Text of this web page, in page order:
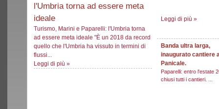
l'Umbria torna ad essere meta
ideale
Turismo, Marini e Paparelli: l'Umbria torna
ad essere meta ideale "È un 2018 da record
quello che l'Umbria ha vissuto in termini di
flussi...
Leggi di più »
Leggi di più »
Banda ultra larga,
inaugurato cantiere
Panicale.
Paparelli: entro l'estate
chiusi tutti i cantieri. ...